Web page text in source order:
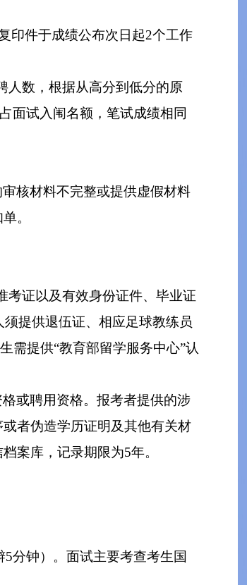
印件于成绩公布次日起2个工作
人数，根据从高分到低分的原
面试入闱名额，笔试成绩相同
核材料不完整或提供虚假材料
。
考证以及有效身份证件、毕业证
提供退伍证、相应足球教练员
需提供“教育部留学服务中心”认
或聘用资格。报考者提供的涉
者伪造学历证明及其他有关材
案库，记录期限为5年。
分钟）。面试主要考查考生国